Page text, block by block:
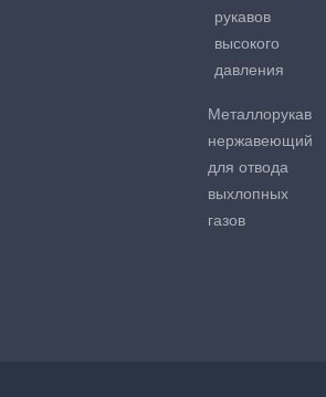
рукавов
высокого
давления
Металлорукав
нержавеющий
для отвода
выхлопных
газов